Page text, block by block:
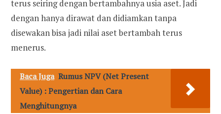
terus seiring dengan bertambahnya usia aset. Jadi
dengan hanya dirawat dan didiamkan tanpa
disewakan bisa jadi nilai aset bertambah terus
menerus.
Baca Juga Rumus NPV (Net Present
Value) : Pengertian dan Cara
Menghitungnya